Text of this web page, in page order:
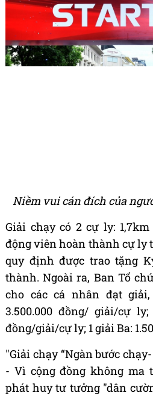
Niềm vui cán đích của
Giải chạy có 2 cự ly:
động viên hoàn thành cự ly
quy định được trao tặng
thành. Ngoài ra, Ban Tổ
cho các cá nhân đạt
3.500.000 đồng/ giải/cự
đồng/giải/cự ly; 1 giải Ba:
"Giải chạy “Ngàn bước
- Vì cộng đồng không ma
phát huy tư tưởng "dân